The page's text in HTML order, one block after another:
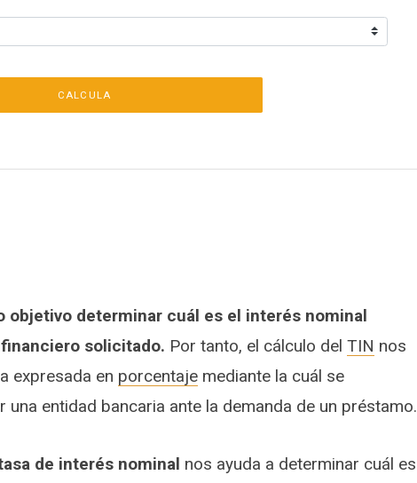
CALCULA
objetivo determinar cuál es el interés nominal
financiero solicitado. Por tanto, el cálculo del TIN nos
expresada en porcentaje mediante la cuál se
una entidad bancaria ante la demanda de un préstamo.
de interés nominal nos ayuda a determinar cuál es